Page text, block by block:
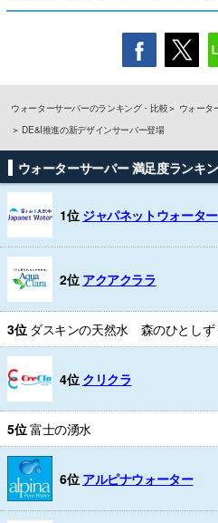
ウォーターサーバーのランキング・比較
ウォータ
DE&I推進の新デザインサーバー登場
ウォーターサーバー 満足度ランキ
1位 ジャパネットウォータ
2位 アクアクララ
3位 ダスキンの天然水 森のひとしず
4位 クリクラ
5位富士の湧水
6位 アルピナウォーター